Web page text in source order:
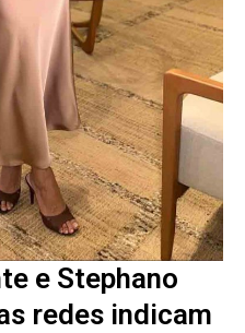
e Stephano
redes indicam